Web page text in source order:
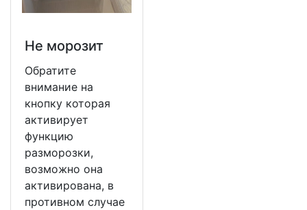
Не морозит
Обратите
внимание на
кнопку которая
активирует
функцию
разморозки,
возможно она
активирована, в
противном случае